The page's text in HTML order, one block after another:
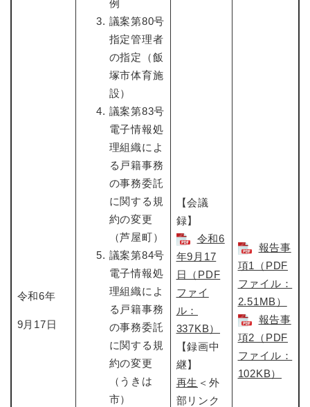
令和6年
9月17日
例
議案第80号
指定管理者
の指定（飯
塚市体育施
設）
議案第83号
電子情報処
理組織によ
る戸籍事務
の事務委託
に関する規
約の変更
（芦屋町）
議案第84号
電子情報処
理組織によ
る戸籍事務
の事務委託
に関する規
約の変更
（うきは
市）
【会議
録】
令和6
年9月17
日（PDF
ファイ
ル：
337KB）
【録画中
継】
再生 ＜外
部リンク
報告事
項1（PDF
ファイル：
2.51MB）
報告事
項2（PDF
ファイル：
102KB）